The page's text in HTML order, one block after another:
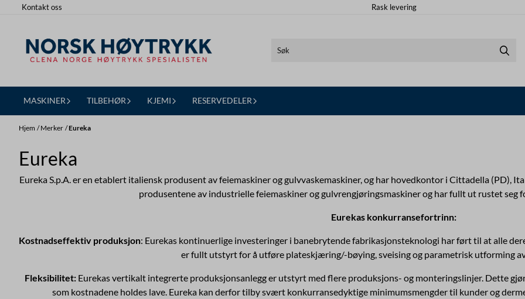
Hopp til innhold
Kontakt oss Rask levering
MASKINER TILBEHØR KJEMI RESERVEDELER
Hjem /Merker /Eureka
Eureka
Eureka S.p.A. er en etablert italiensk produsent av feiemaskiner og gulvvaskemaskiner, og har hovedkontor i Cittadella (PD),
produsentene av industrielle feiemaskiner og gulvrengjøringsmaskiner og har fullt ut rustet seg
Eurekas konkurransefortrinn:
Kostnadseffektiv produksjon: Eurekas kontinuerlige investeringer i banebrytende fabrikasjonsteknologi har ført til at alle
er fullt utstyrt for å utføre plateskjæring/-bøying, sveising og parametrisk utforming
Fleksibilitet:Eurekas vertikalt integrerte produksjonsanlegg er utstyrt med flere produksjons- og monteringslinjer. Dette
som kostnadene holdes lave. Eureka kan derfor tilby svært konkurransedyktige minimumsmengder til kunder og